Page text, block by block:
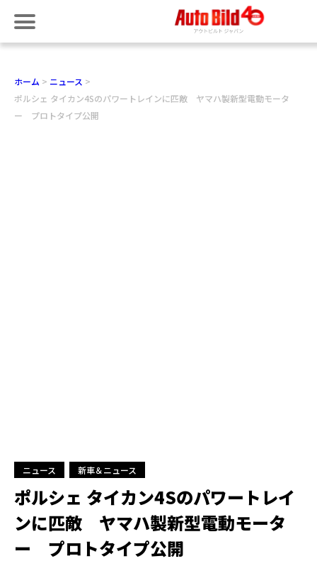
ホーム
ニュース
ポルシェ タイカン4Sのパワートレインに匹敵 ヤマハ製新型電動モータ
ー プロトタイプ公開
ニュース 新車＆ニュース
ポルシェ タイカン4Sのパワートレイ
ンに匹敵 ヤマハ製新型電動モータ
ー プロトタイプ公開